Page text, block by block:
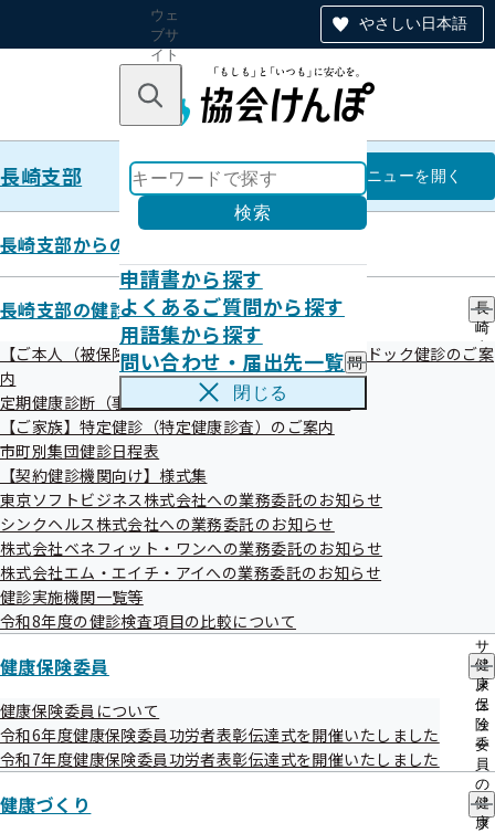
やさしい日本語
ウェ
ブサ
イト
のナ
ン
キーワードで探す
検索
申請書から探す
よくあるご質問から探す
用語集から探す
問い合わせ・届出先一覧 問
い
出
一
覧
の
閉じる
長崎支部 長崎支部
メニューを開く
長崎支部からのお知らせ
長崎支部の健診・保健指導のご案内
長
崎
支
部
サ
ブ
メ
ニ
ュ
ー
【ご本人（被保険者）】生活習慣病予防健診・人間ドック健診のご案
内
定期健康診断（事業者健診）結果の提供のお願い
【ご家族】特定健診（特定健康診査）のご案内
市町別集団健診日程表
【契約健診機関向け】様式集
東京ソフトビジネス株式会社への業務委託のお知らせ
シンクヘルス株式会社への業務委託のお知らせ
株式会社ベネフィット・ワンへの業務委託のお知らせ
株式会社エム・エイチ・アイへの業務委託のお知らせ
健診実施機関一覧等
令和8年度の健診検査項目の比較について
健康保険委員
健
康
保
険
委
員
の
サ
ブ
健康保険委員について
令和6年度健康保険委員功労者表彰伝達式を開催いたしました
令和7年度健康保険委員功労者表彰伝達式を開催いたしました
健康づくり
健
康
生活習慣改善のための「運動」の
コツ
令和07年08月07日